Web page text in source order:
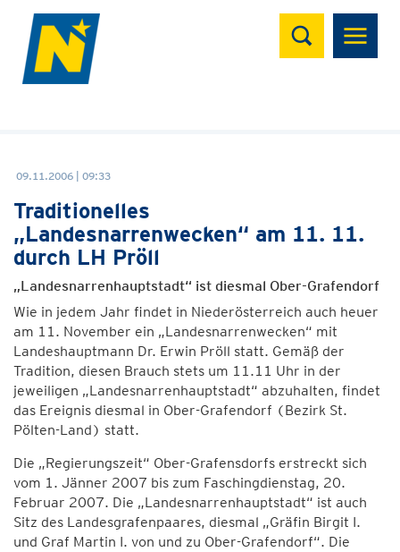
Suchen
09.11.2006 | 09:33
Traditionelles
„Landesnarrenwecken“ am 11. 11.
durch LH Pröll
„Landesnarrenhauptstadt“ ist diesmal Ober-Grafendorf
Wie in jedem Jahr findet in Niederösterreich auch heuer
am 11. November ein „Landesnarrenwecken“ mit
Landeshauptmann Dr. Erwin Pröll statt. Gemäß der
Tradition, diesen Brauch stets um 11.11 Uhr in der
jeweiligen „Landesnarrenhauptstadt“ abzuhalten, findet
das Ereignis diesmal in Ober-Grafendorf (Bezirk St.
Pölten-Land) statt.
Die „Regierungszeit“ Ober-Grafensdorfs erstreckt sich
vom 1. Jänner 2007 bis zum Faschingdienstag, 20.
Februar 2007. Die „Landesnarrenhauptstadt“ ist auch
Sitz des Landesgrafenpaares, diesmal „Gräfin Birgit I.
und Graf Martin I. von und zu Ober-Grafendorf“. Die